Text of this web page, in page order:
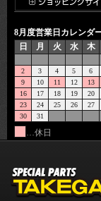
8月度営業日カレンダ
日
月 火 水 木
2
3 4 5 6
9
10 11 12 13
16
17 18 19 20
23
24 25 26 27
30
31
…休日